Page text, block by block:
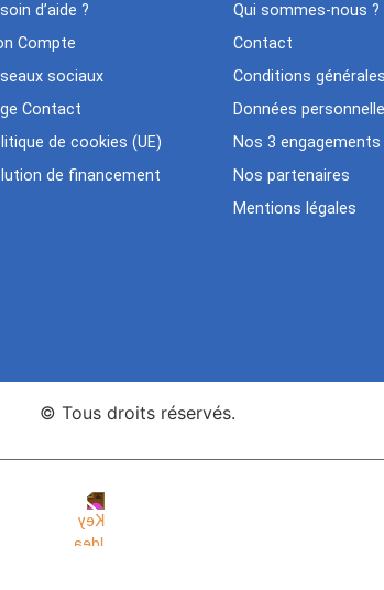
d’aide ?
Compte
sociaux
Contact
de cookies (UE)
de financement
Qui sommes-nous ?
Contact
Conditions
Données
Nos 3 engagements
Nos partenaires
Mentions légales
© Tous droits réservés.